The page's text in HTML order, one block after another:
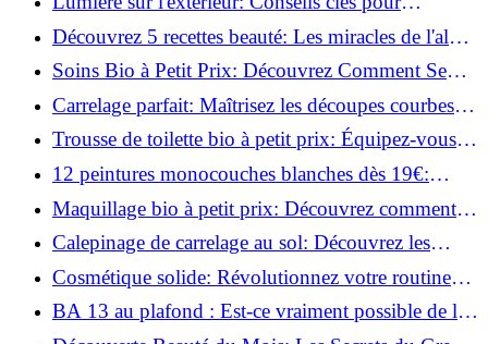
concevoir et installer votre éclairage!
Découvrez 5 recettes beauté: Les miracles de l'aloe
vera pour votre peau!
Soins Bio à Petit Prix: Découvrez Comment Se
Chouchouter Pour Moins de 35€!
Carrelage parfait: Maîtrisez les découpes courbes
facilement!
Trousse de toilette bio à petit prix: Équipez-vous
pour moins de 25€!
12 peintures monocouches blanches dès 19€:
Découvrez les meilleures offres!
Maquillage bio à petit prix: Découvrez comment
s'équiper pour moins de 50€!
Calepinage de carrelage au sol: Découvrez les
astuces incontournables!
Cosmétique solide: Révolutionnez votre routine
beauté pour zéro déchet!
BA 13 au plafond : Est-ce vraiment possible de les
coller ?